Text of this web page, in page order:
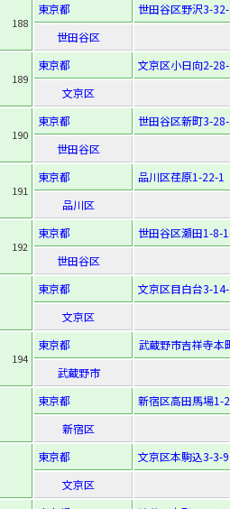
188
東京都
世田谷区野沢3-
世田谷区
189
東京都
文京区小日向2-
文京区
190
東京都
世田谷区新町3-
世田谷区
191
東京都
品川区荏原1-22-1
品川区
192
東京都
世田谷区瀬田1-8-
世田谷区
東京都
文京区目白台3-
文京区
194
東京都
武蔵野市吉祥寺本
武蔵野市
東京都
新宿区高田馬場1-
新宿区
東京都
文京区本駒込3-3-9
文京区